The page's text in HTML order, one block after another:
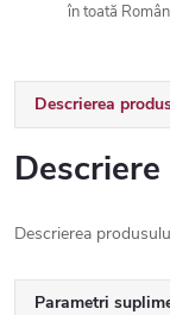
în toată
Descrierea
Descrierea
Parametri